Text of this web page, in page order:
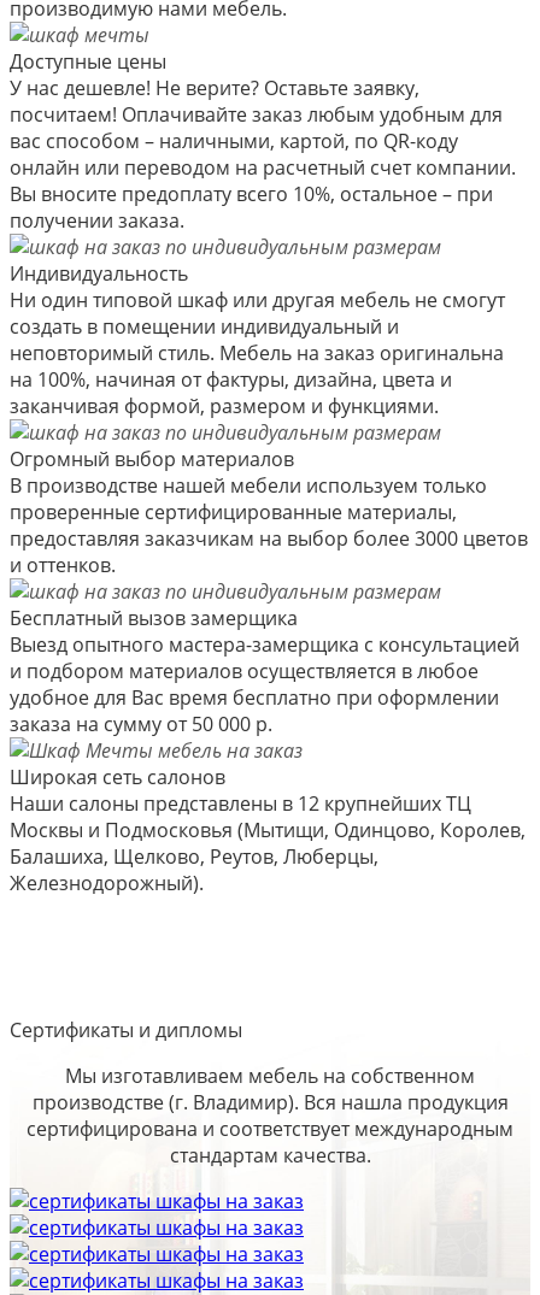
производимую нами мебель.
Доступные цены
У нас дешевле! Не верите? Оставьте заявку,
посчитаем! Оплачивайте заказ любым удобным для
вас способом – наличными, картой, по QR-коду
онлайн или переводом на расчетный счет компании.
Вы вносите предоплату всего 10%, остальное – при
получении заказа.
Индивидуальность
Ни один типовой шкаф или другая мебель не смогут
создать в помещении индивидуальный и
неповторимый стиль. Мебель на заказ оригинальна
на 100%, начиная от фактуры, дизайна, цвета и
заканчивая формой, размером и функциями.
Огромный выбор материалов
В производстве нашей мебели используем только
проверенные сертифицированные материалы,
предоставляя заказчикам на выбор более 3000 цветов
и оттенков.
Бесплатный вызов замерщика
Выезд опытного мастера-замерщика с консультацией
и подбором материалов осуществляется в любое
удобное для Вас время бесплатно при оформлении
заказа на сумму от 50 000 р.
Широкая сеть салонов
Наши салоны представлены в 12 крупнейших ТЦ
Москвы и Подмосковья (Мытищи, Одинцово, Королев,
Балашиха, Щелково, Реутов, Люберцы,
Железнодорожный).
Сертификаты и дипломы
Мы изготавливаем мебель на собственном
производстве (г. Владимир). Вся нашла продукция
сертифицирована и соответствует международным
стандартам качества.